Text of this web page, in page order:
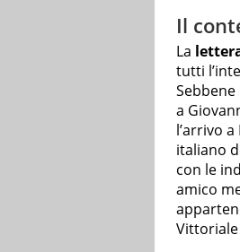
Il
La
tutti
a
l’arrivo
italiano
con le
amico
Vittoriale